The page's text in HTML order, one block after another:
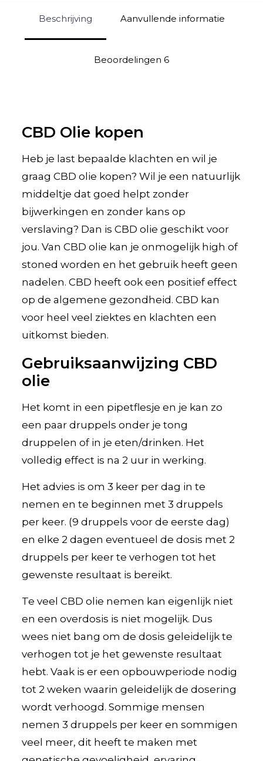
Beschrijving Aanvullende informatie
Beoordelingen 6
CBD Olie kopen
Heb je last bepaalde klachten en wil je
graag CBD olie kopen? Wil je een natuurlijk
middeltje dat goed helpt zonder
bijwerkingen en zonder kans op
verslaving? Dan is CBD olie geschikt voor
jou. Van CBD olie kan je onmogelijk high of
stoned worden en het gebruik heeft geen
nadelen. CBD heeft ook een positief effect
op de algemene gezondheid. CBD kan
voor heel veel ziektes en klachten een
uitkomst bieden.
Gebruiksaanwijzing CBD
olie
Het komt in een pipetflesje en je kan zo
een paar druppels onder je tong
druppelen of in je eten/drinken. Het
volledig effect is na 2 uur in werking.
Het advies is om 3 keer per dag in te
nemen en te beginnen met 3 druppels
per keer. (9 druppels voor de eerste dag)
en elke 2 dagen eventueel de dosis met 2
druppels per keer te verhogen tot het
gewenste resultaat is bereikt.
Te veel CBD olie nemen kan eigenlijk niet
en een overdosis is niet mogelijk. Dus
wees niet bang om de dosis geleidelijk te
verhogen tot je het gewenste resultaat
hebt. Vaak is er een opbouwperiode nodig
tot 2 weken waarin geleidelijk de dosering
wordt verhoogd. Sommige mensen
nemen 3 druppels per keer en sommigen
veel meer, dit heeft te maken met